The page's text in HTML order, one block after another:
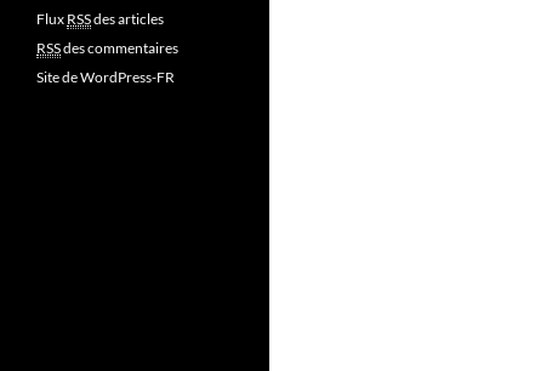
Flux RSSdes articles
RSSdes commentaires
Site de WordPress-FR